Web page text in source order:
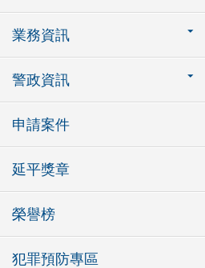
業務資訊
警政資訊
申請案件
延平獎章
榮譽榜
犯罪預防專區